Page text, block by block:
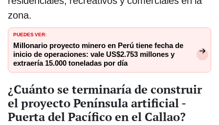
zona.
PUEDES VER:
Millonario proyecto minero en Perú tiene fecha de
inicio de operaciones: vale US$2.753 millones y
extraería 15.000 toneladas por día
¿Cuánto se terminaría de construir
el proyecto Península artificial -
Puerta del Pacífico en el Callao?